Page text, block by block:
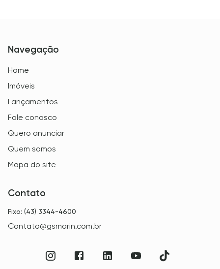
Navegação
Home
Imóveis
Lançamentos
Fale conosco
Quero anunciar
Quem somos
Mapa do site
Contato
Fixo: (43) 3344-4600
Contato@gsmarin.com.br